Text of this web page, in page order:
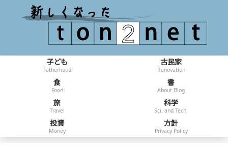
子ども
Fatherhood
古民家
Renovation
食
Food
書
About Blog
旅
Travel
科学
Sci. and Tech.
投資
Money
方針
Privacy Policy